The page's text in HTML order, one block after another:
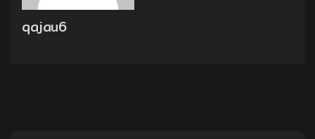
qajau6